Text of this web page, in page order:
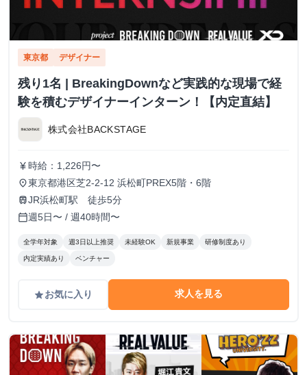
東京都 デザイナー
残り1名 | BreakingDownなど実践的な現場で経
験を積むデザイナーインターン！【内定直結】
株式会社BACKSTAGE
currency_yen 時給：1,226円〜
place東京都港区芝2-2-12 浜松町PREX5階・6階
trainJR浜松町駅 徒歩5分
calendar_today週5日〜 / 週40時間〜
全学年対象 週3日以上推奨 未経験OK 新規事業 研修制度あり
内定実績あり ベンチャー
gradeお気に入り 求人を見る